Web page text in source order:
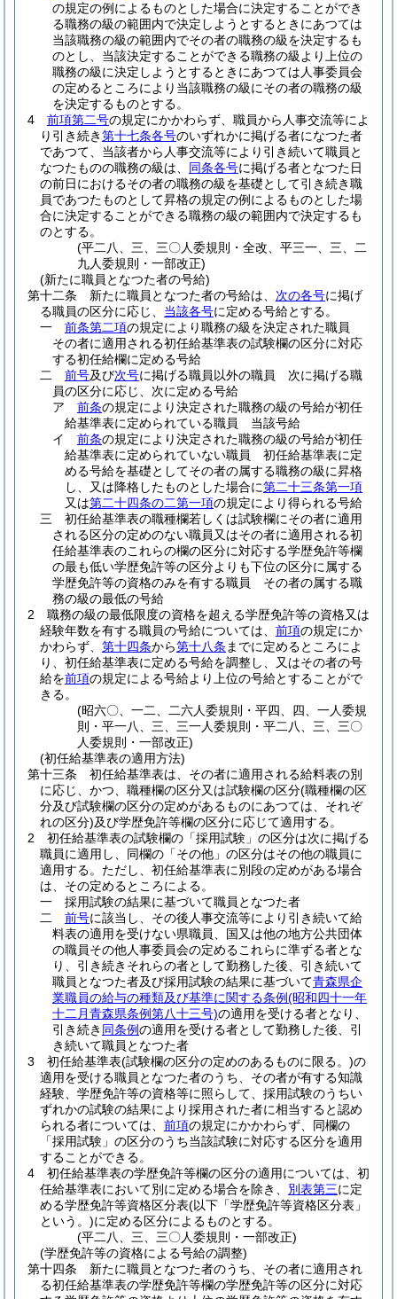
の規定の例によるものとした場合に決定することができ
る職務の級の範囲内で決定しようとするときにあつては
当該職務の級の範囲内でその者の職務の級を決定するも
のとし、当該決定することができる職務の級より上位の
職務の級に決定しようとするときにあつては人事委員会
の定めるところにより当該職務の級にその者の職務の級
を決定するものとする。
4
前項第二号の規定にかかわらず、職員から人事交流等によ
り引き続き第十七条各号のいずれかに掲げる者になつた者
であつて、当該者から人事交流等により引き続いて職員と
なつたものの職務の級は、 同条各号に掲げる者となつた日
の前日におけるその者の職務の級を基礎として引き続き職
員であつたものとして昇格の規定の例によるものとした場
合に決定することができる職務の級の範囲内で決定するも
のとする。
(平二八、三、三〇人委規則・全改、平三一、三、二
九人委規則・一部改正)
(新たに職員となつた者の号給)
第十二条
新たに職員となつた者の号給は、 次の各号に掲げ
る職員の区分に応じ、 当該各号に定める号給とする。
一
前条第二項の規定により職務の級を決定された職員
その者に適用される初任給基準表の試験欄の区分に対応
する初任給欄に定める号給
二
前号及び次号に掲げる職員以外の職員 次に掲げる職
員の区分に応じ、次に定める号給
ア
前条の規定により決定された職務の級の号給が初任
給基準表に定められている職員 当該号給
イ
前条の規定により決定された職務の級の号給が初任
給基準表に定められていない職員 初任給基準表に定
める号給を基礎としてその者の属する職務の級に昇格
し、又は降格したものとした場合に第二十三条第一項
又は第二十四条の二第一項の規定により得られる号給
三
初任給基準表の職種欄若しくは試験欄にその者に適用
される区分の定めのない職員又はその者に適用される初
任給基準表のこれらの欄の区分に対応する学歴免許等欄
の最も低い学歴免許等の区分よりも下位の区分に属する
学歴免許等の資格のみを有する職員 その者の属する職
務の級の最低の号給
2
職務の級の最低限度の資格を超える学歴免許等の資格又は
経験年数を有する職員の号給については、 前項の規定にか
かわらず、 第十四条から第十八条 までに定めるところによ
り、初任給基準表に定める号給を調整し、又はその者の号
給を前項の規定による号給より上位の号給とすることがで
きる。
(昭六〇、一二、二六人委規則・平四、四、一人委規
則・平一八、三、三一人委規則・平二八、三、三〇
人委規則・一部改正)
(初任給基準表の適用方法)
第十三条
初任給基準表は、その者に適用される給料表の別
に応じ、かつ、職種欄の区分又は試験欄の区分(職種欄の区
分及び試験欄の区分の定めがあるものにあつては、それぞ
れの区分)及び学歴免許等欄の区分に応じて適用する。
2
初任給基準表の試験欄の「採用試験」の区分は次に掲げる
職員に適用し、同欄の「その他」の区分はその他の職員に
適用する。 ただし、初任給基準表に別段の定めがある場合
は、その定めるところによる。
一
採用試験の結果に基づいて職員となつた者
二
前号に該当し、その後人事交流等により引き続いて給
料表の適用を受けない県職員、国又は他の地方公共団体
の職員その他人事委員会の定めるこれらに準ずる者とな
り、引き続きそれらの者として勤務した後、引き続いて
職員となつた者及び採用試験の結果に基づいて青森県企
業職員の給与の種類及び基準に関する条例(昭和四十一年
十二月青森県条例第八十三号)の適用を受ける者となり、
引き続き 同条例の適用を受ける者として勤務した後、引
き続いて職員となつた者
3
初任給基準表(試験欄の区分の定めのあるものに限る。)の
適用を受ける職員となつた者のうち、その者が有する知識
経験、学歴免許等の資格等に照らして、採用試験のうちい
ずれかの試験の結果により採用された者に相当すると認め
られる者については、 前項の規定にかかわらず、同欄の
「採用試験」の区分のうち当該試験に対応する区分を適用
することができる。
4
初任給基準表の学歴免許等欄の区分の適用については、初
任給基準表において別に定める場合を除き、 別表第三に定
める学歴免許等資格区分表(以下「学歴免許等資格区分表」
という。)に定める区分によるものとする。
(平二八、三、三〇人委規則・一部改正)
(学歴免許等の資格による号給の調整)
第十四条
新たに職員となつた者のうち、その者に適用され
る初任給基準表の学歴免許等欄の学歴免許等の区分に対応